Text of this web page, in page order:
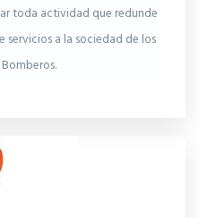
toda actividad que redunde
a la sociedad de los